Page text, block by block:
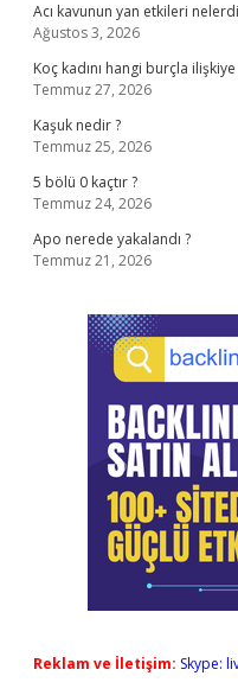
Acı kavunun yan etkileri
Ağustos 3, 2026
Koç kadını hangi burçla
Temmuz 27, 2026
Kaşuk nedir ?
Temmuz 25, 2026
5 bölü 0 kaçtır ?
Temmuz 24, 2026
Apo nerede yakalandı ?
Temmuz 21, 2026
Reklam ve İletişim: Skype: